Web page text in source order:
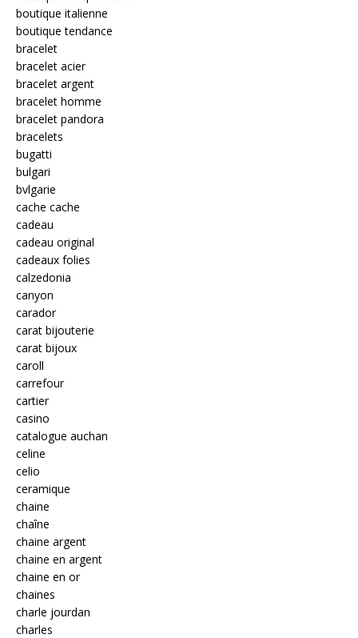
boutique italienne
boutique tendance
bracelet
bracelet acier
bracelet argent
bracelet homme
bracelet pandora
bracelets
bugatti
bulgari
bvlgarie
cache cache
cadeau
cadeau original
cadeaux folies
calzedonia
canyon
carador
carat bijouterie
carat bijoux
caroll
carrefour
cartier
casino
catalogue auchan
celine
celio
ceramique
chaine
chaîne
chaine argent
chaine en argent
chaine en or
chaines
charle jourdan
charles